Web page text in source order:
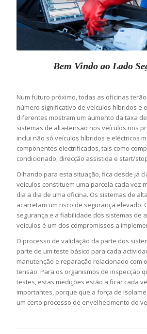
Bem Vindo ao Lado
Num futuro próximo, todas as oficinas
número significativo de veículos híbridos e
diferentes mostram um aumento da taxa
sistemas de alta-tensão nos veículos nos
inclui não só veículos híbridos e eléctricos
componentes electrificados, tais como
condicionado, direcção assistida e start/
Olhando para esta situação, fica desde já
veículos constituem uma parcela cada vez
dia a dia de uma oficina. Os sistemas de
acarretam um risco de segurança elevado.
segurança e a fiabilidade dos sistemas de
veículos é um dos compromissos a
O processo de validação da parte dos
parte de um teste básico para cada
manutenção e reparação relacionado com
tensão. Para os organismos de inspecção
testes, estas medições estão a ficar cada
importantes, porque que a força de
um certo processo de envelhecimento do